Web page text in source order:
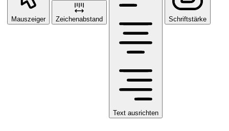
Mauszeiger Zeichenabstand
Text ausrichten
Schriftstärke